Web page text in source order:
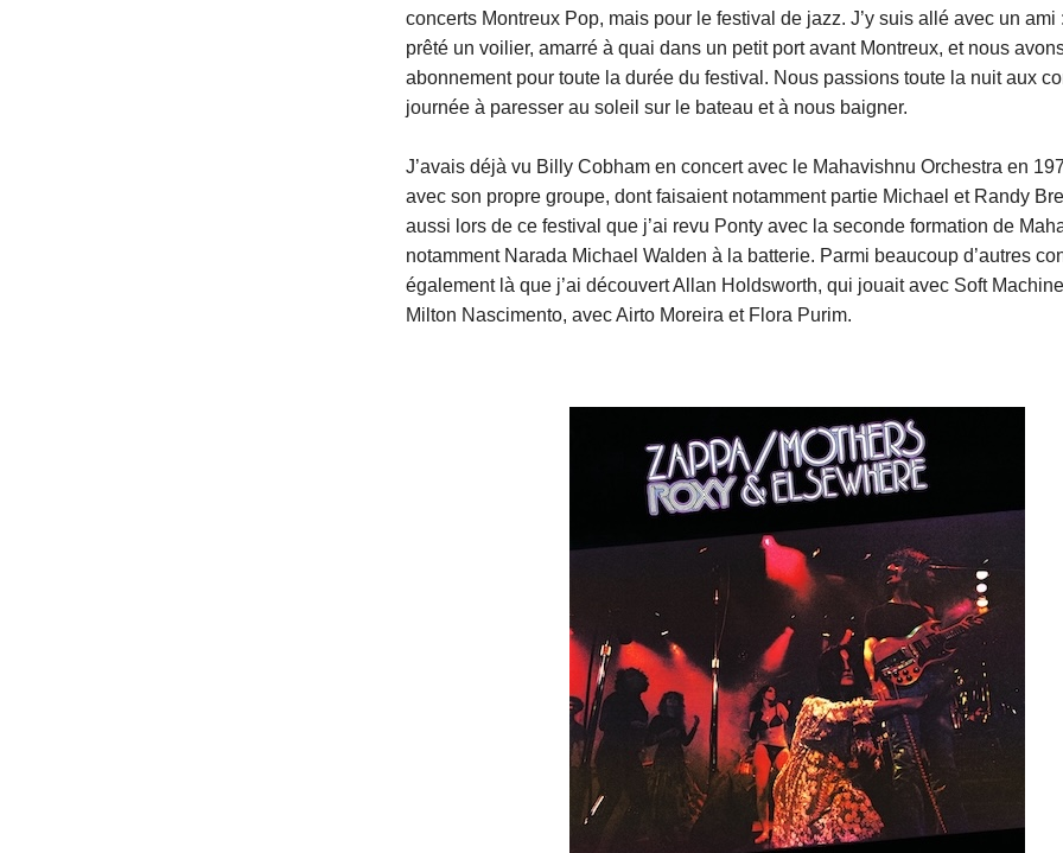
concerts Montreux Pop, mais pour le festival de jazz. J’y suis allé avec un ami
prêté un voilier, amarré à quai dans un petit port avant Montreux, et nous
abonnement pour toute la durée du festival. Nous passions toute la nuit aux
journée à paresser au soleil sur le bateau et à nous baigner.
J’avais déjà vu Billy Cobham en concert avec le Mahavishnu Orchestra en
avec son propre groupe, dont faisaient notamment partie Michael et Randy
aussi lors de ce festival que j’ai revu Ponty avec la seconde formation de
notamment Narada Michael Walden à la batterie. Parmi beaucoup d’autres
également là que j’ai découvert Allan Holdsworth, qui jouait avec Soft
Milton Nascimento, avec Airto Moreira et Flora Purim.